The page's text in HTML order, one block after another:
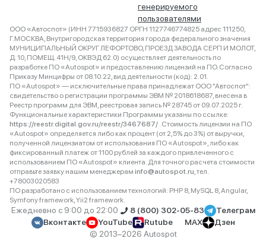
генерируемого
пользователями
ООО «Автоспот» (ИНН 7715936827 ОРГН 1127746774825 адрес 111250,
Г.МОСКВА, Внутригородская территория города федерального значения
МУНИЦИПАЛЬНЫЙ ОКРУГ ЛЕФОРТОВО, ПРОЕЗД ЗАВОДА СЕРП И МОЛОТ,
Д. 10, ПОМЕЩ. 41Н/9, ОКВЭД 62.0) осуществляет деятельность по
разработке ПО «Autospot» и предоставлению лицензий на ПО. Согласно
Приказу Минцифры от 08.10.22, вид деятельности (код): 2.01.
ПО «Autospot» — исключительные права принадлежат ООО "Автоспот":
свидетельство о регистрации программы ЭВМ № 2018618687, внесена в
Реестр программ для ЭВМ, реестровая запись № 28745 от 09.07.2025 г.
Функциональные характеристики Программы указаны по ссылке:
https://reestr.digital.gov.ru/reestr/3467687/ . Стоимость лицензии на ПО
«Autospot» определяется либо как процент (от 2,5% до 3%) от выручки,
полученной лицензиатом от использования ПО «Autospot», либо как
фиксированный платеж от 1100 рублей за каждого привлеченного с
использованием ПО «Autospot» клиента. Для точного расчета стоимости
отправьте заявку нашим менеджерам info@autospot.ru, тел.
+78003020583
ПО разработано с использованием технологий: PHP 8, MySQL 8, Angular,
Symfony framework, Yii2 framework.
Ежедневно с 9:00 до 22:00 8 (800) 302-05-83
Телеграм
Вконтакте
YouTube Rutube MAX
Дзен
© 2013–2026 Autospot